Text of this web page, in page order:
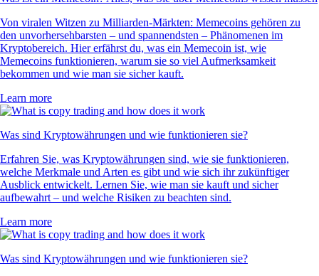
Von viralen Witzen zu Milliarden-Märkten: Memecoins gehören zu
den unvorhersehbarsten – und spannendsten – Phänomenen im
Kryptobereich. Hier erfährst du, was ein Memecoin ist, wie
Memecoins funktionieren, warum sie so viel Aufmerksamkeit
bekommen und wie man sie sicher kauft.
Learn more
Was sind Kryptowährungen und wie funktionieren sie?
Erfahren Sie, was Kryptowährungen sind, wie sie funktionieren,
welche Merkmale und Arten es gibt und wie sich ihr zukünftiger
Ausblick entwickelt. Lernen Sie, wie man sie kauft und sicher
aufbewahrt – und welche Risiken zu beachten sind.
Learn more
Was sind Kryptowährungen und wie funktionieren sie?